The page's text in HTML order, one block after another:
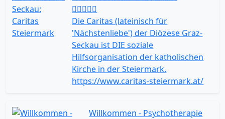
Die Caritas (lateinisch für
'Nächstenliebe') der Diözese Graz-
Seckau ist DIE soziale
Hilfsorganisation der katholischen
Kirche in der Steiermark.
https://www.caritas-steiermark.at/
Willkommen - Psychotherapie